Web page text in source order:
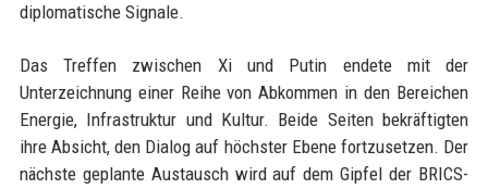
diplomatische Signale.
Das Treffen zwischen Xi und Putin endete mit der
Unterzeichnung einer Reihe von Abkommen in den Bereichen
Energie, Infrastruktur und Kultur. Beide Seiten bekräftigten
ihre Absicht, den Dialog auf höchster Ebene fortzusetzen. Der
nächste geplante Austausch wird auf dem Gipfel der BRICS-